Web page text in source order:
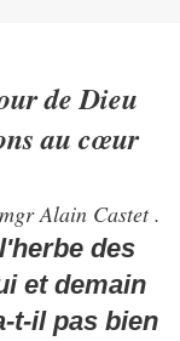
de Dieu
au cœur
mgr Alain Castet .
des
et demain
t-il pas bien